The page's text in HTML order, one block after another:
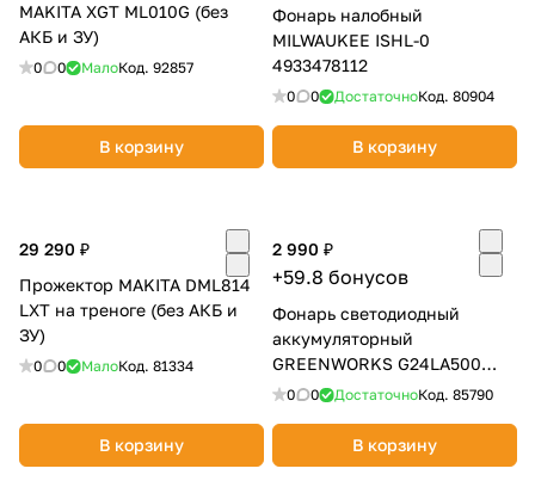
MAKITA XGT ML010G (без
АКБ и ЗУ)
0 0 МалоКод. 92857
В корзину
Фонарь налобный
MILWAUKEE ISHL-0
4933478112
0 0 ДостаточноКод. 80904
В корзину
29 290 ₽
Прожектор MAKITA DML814
LXT на треноге (без АКБ и
ЗУ)
0 0 МалоКод. 81334
В корзину
2 990 ₽
+59.8 бонусов
Фонарь светодиодный
аккумуляторный
GREENWORKS G24LA500
(без АКБ и ЗУ) 3501007
0 0 ДостаточноКод. 85790
В корзину